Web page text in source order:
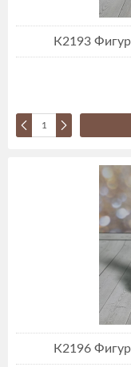
К2193
К2196